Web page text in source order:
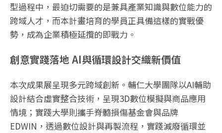
型過程中，最迫切需要的是兼具產業知識與數位能力的
跨域人才，而本計畫培育的學員正具備這樣的實戰優
勢，成為企業積極延攬的即戰力。
創意實踐落地 AI與循環設計交織新價值
本次成果展呈現多元跨域創新。輔仁大學團隊以AI輔助
設計結合虛實整合技術，呈現3D數位模擬與商品應用
情境；實踐大學則攜手脊髓損傷基金會與品牌
EDWIN，透過數位設計與再製流程，實踐減廢循環並